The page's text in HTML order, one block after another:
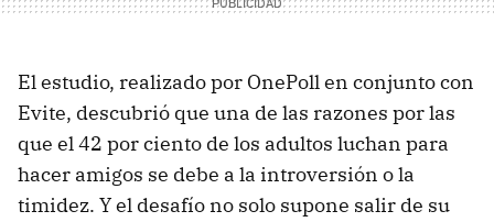
El estudio, realizado por OnePoll en conjunto con
Evite, descubrió que una de las razones por las
que el 42 por ciento de los adultos luchan para
hacer amigos se debe a la introversión o la
timidez. Y el desafío no solo supone salir de su